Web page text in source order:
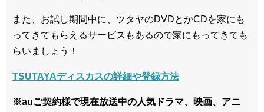
また、お試し期間中に、ツタヤのDVDとかCDを家にも
ってきてもらえるサービスもあるので家にもってきても
らいましょう！
TSUTAYAディスカスの詳細や登録方法
※auご契約様で現在放送中の人気ドラマ、映画、アニ